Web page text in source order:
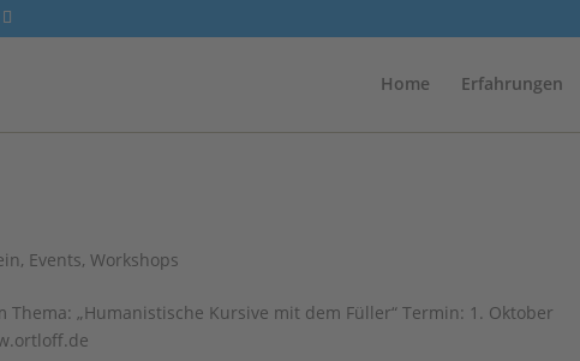
Home Erfahrungen
, Events,Workshops
„Humanistische Kursive mit dem Füller“ Termin: 1. Oktober